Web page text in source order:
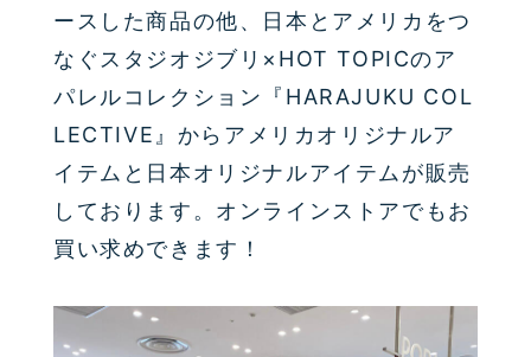
ースした商品の他、日本とアメリカをつ
なぐスタジオジブリ×HOT TOPICのア
パレルコレクション『HARAJUKU COL
LECTIVE』からアメリカオリジナルア
イテムと日本オリジナルアイテムが販売
しております。オンラインストアでもお
買い求めできます！